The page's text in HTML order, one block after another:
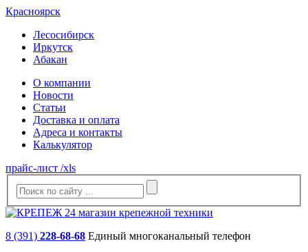
Красноярск
Лесосибирск
Иркутск
Абакан
О компании
Новости
Статьи
Доставка и оплата
Адреса и контакты
Калькулятор
прайс-лист /xls
8 (391) 228-68-68 Единый многоканальный телефон